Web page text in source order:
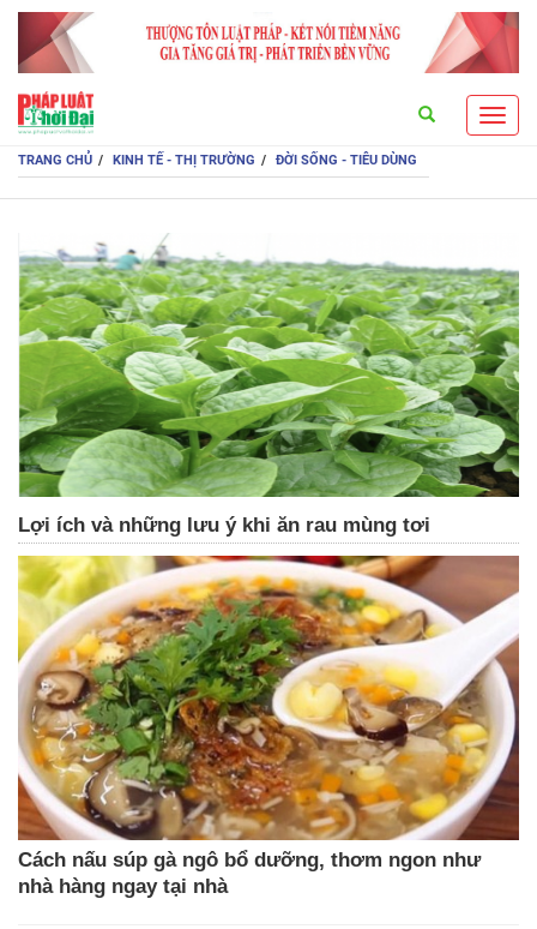
TRANG CHỦ KINH TẾ - THỊ TRƯỜNG ĐỜI SỐNG - TIÊU DÙNG
Lợi ích và những lưu ý khi ăn rau mùng tơi
Cách nấu súp gà ngô bổ dưỡng, thơm ngon như
nhà hàng ngay tại nhà